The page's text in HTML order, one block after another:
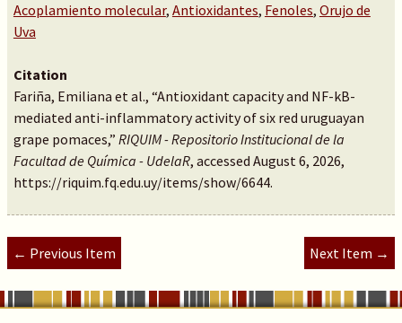
Acoplamiento molecular, Antioxidantes, Fenoles, Orujo de
Uva
Citation
Fariña, Emiliana et al., “Antioxidant capacity and NF-kB-
mediated anti-inflammatory activity of six red uruguayan
grape pomaces,” RIQUIM - Repositorio Institucional de la
Facultad de Química - UdelaR, accessed August 6, 2026,
https://riquim.fq.edu.uy/items/show/6644.
← Previous Item Next Item →